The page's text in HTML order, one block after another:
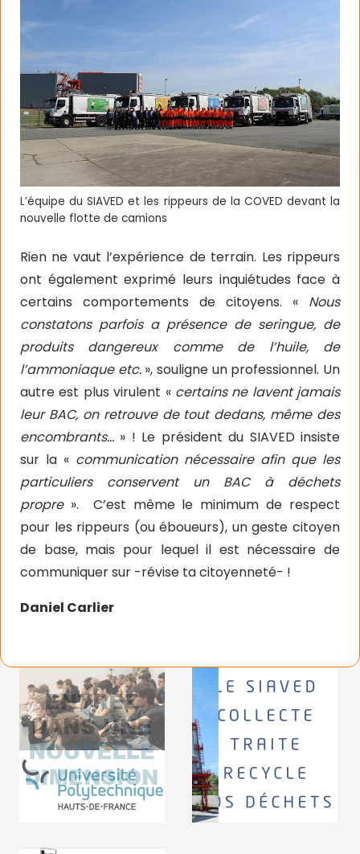
L’équipe du SIAVED et les rippeurs de la COVED devant la
nouvelle flotte de camions
Rien ne vaut l’expérience de terrain. Les rippeurs
ont également exprimé leurs inquiétudes face à
certains comportements de citoyens. « Nous
constatons parfois a présence de seringue, de
produits dangereux comme de l’huile, de
l’ammoniaque etc.», souligne un professionnel. Un
autre est plus virulent «certains ne lavent jamais
leur BAC, on retrouve de tout dedans, même des
encombrants… » ! Le président du SIAVED insiste
sur la « communication nécessaire afin que les
particuliers conservent un BAC à déchets
propre ».
C’est même le minimum de respect
pour les rippeurs (ou éboueurs), un geste citoyen
de base, mais pour lequel il est nécessaire de
communiquer sur -révise ta citoyenneté- !
Daniel Carlier